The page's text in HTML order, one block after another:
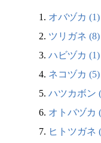
1. オバヅカ (1)
2. ツリガネ (8)
3. ハビヅカ (1)
4. ネコヅカ (5)
5. ハツカボン
6. オトバヅカ
7. ヒトツガネ